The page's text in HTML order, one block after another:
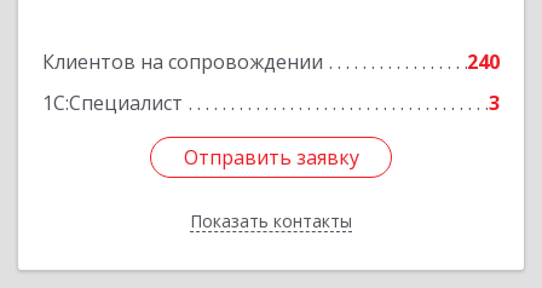
Клиентов на сопровождении
240
1С:Специалист
3
Отправить заявку
Показать контакты
Отправить заявку
Назад